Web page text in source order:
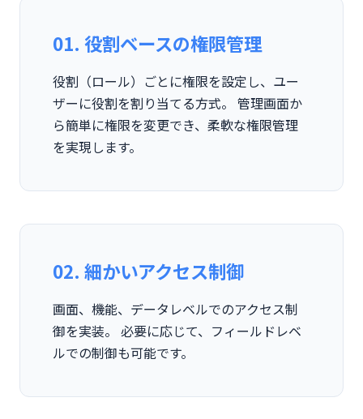
01. 役割ベースの権限管理
役割（ロール）ごとに権限を設定し、ユー
ザーに役割を割り当てる方式。 管理画面か
ら簡単に権限を変更でき、柔軟な権限管理
を実現します。
02. 細かいアクセス制御
画面、機能、データレベルでのアクセス制
御を実装。 必要に応じて、フィールドレベ
ルでの制御も可能です。